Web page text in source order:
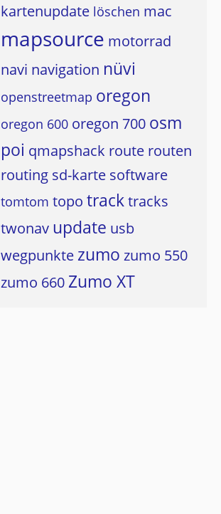
kartenupdate löschen mac
mapsource motorrad
navi navigation nüvi
openstreetmap oregon
oregon 600 oregon 700 osm
poi qmapshack route routen
routing sd-karte software
tomtom topo tracktracks
twonav update usb
wegpunkte zumo zumo 550
zumo 660 Zumo XT